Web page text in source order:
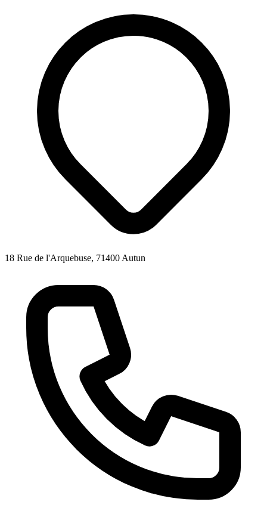
18 Rue de l'Arquebuse, 71400 Autun